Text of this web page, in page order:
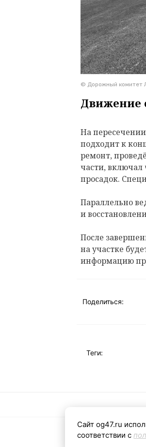
© Дорожный комитет
Движение
На
подходит к
ремонт,
части, включал
просадок.
Параллельно
и
После
на участке
информацию
Поделиться:
Теги:
Контактная
Сайт og47.ru
соответствии с